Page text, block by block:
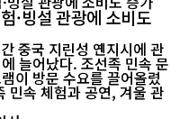
·빙설 관광에 소비도
중국 지린성 옌지시에 관
늘어났다. 조선족 민속 문
이 방문 수요를 끌어올렸